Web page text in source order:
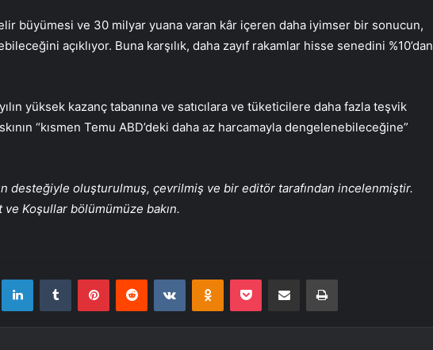
büyümesi ve 30 milyar yuana varan kâr içeren daha iyimser bir sonucun,
açıklıyor. Buna karşılık, daha zayıf rakamlar hisse senedini %10’dan
yüksek kazanç tabanına ve satıcılara ve tüketicilere daha fazla teşvik
“kısmen Temu ABD’deki daha az harcamayla dengelenebileceğine”
desteğiyle oluşturulmuş, çevrilmiş ve bir editör tarafından incelenmiştir.
Koşullar bölümümüze bakın.
LinkedInTumblr PinterestReddit VKontakteOdnoklassniki
Pocket E-Posta ile paylaş Yazdır